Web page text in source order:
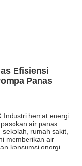
Efisiensi
Panas
Industri hemat energi
air panas
rumah sakit,
memberikan air
konsumsi energi.